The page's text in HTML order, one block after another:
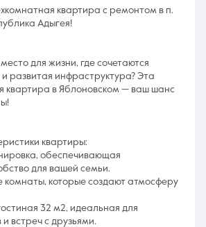
квартира с ремонтом в п.
Адыгея!
для жизни, где сочетаются
развитая инфраструктура? Эта
квартира в Яблоновском — ваш шанс
квартиры:
обеспечивающая
для вашей семьи.
комнаты, которые создают атмосферу
32 м2, идеальная для
встреч с друзьями.